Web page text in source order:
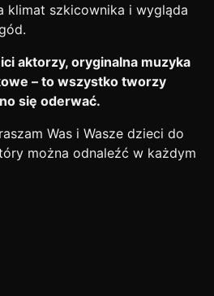
klimat szkicownika i wygląda
aktorzy, oryginalna muzyka
– to wszystko tworzy
się oderwać.
Was i Wasze dzieci do
można odnaleźć w każdym